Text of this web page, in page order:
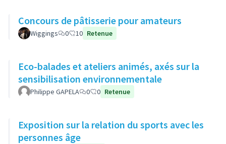
Concours de pâtisserie pour amateurs
Wiggings 0 10 Retenue
Eco-balades et ateliers animés, axés sur la
sensibilisation environnementale
Philippe GAPELA 0 0 Retenue
Exposition sur la relation du sports avec les
personnes âge